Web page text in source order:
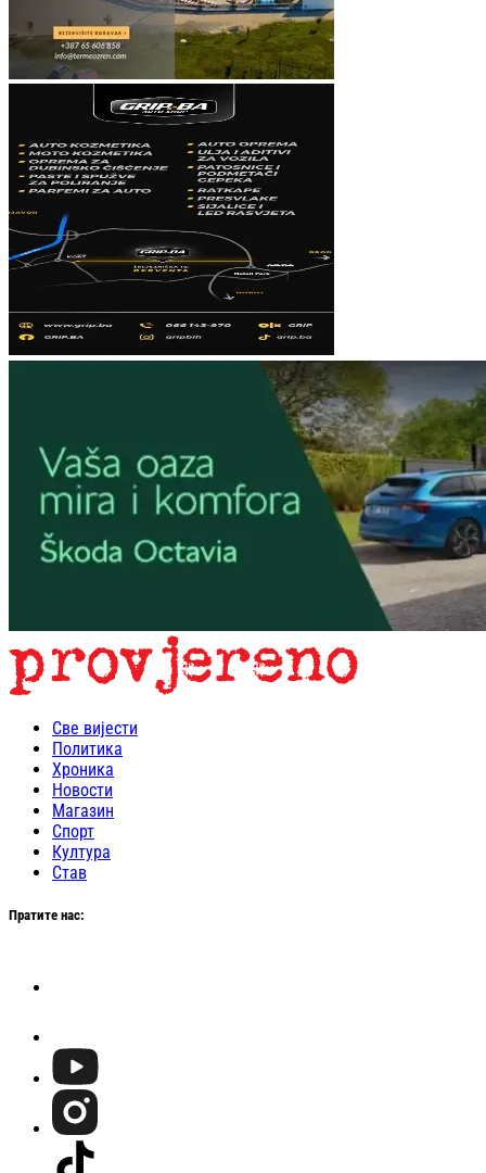
Све вијести
Политика
Хроника
Новости
Магазин
Спорт
Култура
Став
Пратите нас: